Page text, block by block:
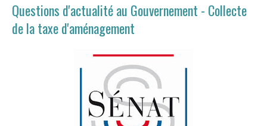
Questions d'actualité au Gouvernement - Collecte
de la taxe d'aménagement